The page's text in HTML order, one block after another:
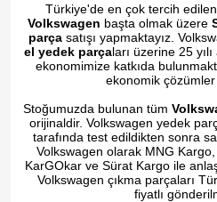
Türkiye'de en çok tercih
Volkswagen başta olmak üzere
parçasatışı yapmaktayız.
el yedek parçaları üzerine 25
ekonomimize katkıda
ekonomik çözümler
Stoğumuzda bulunan tüm
orijinaldir. Volkswagen yedek
tarafında test edildikten sonra
Volkswagen olarak MNG
KarGOkar ve Sürat Kargo ile
Volkswagen çıkma parçaları
fiyatlı